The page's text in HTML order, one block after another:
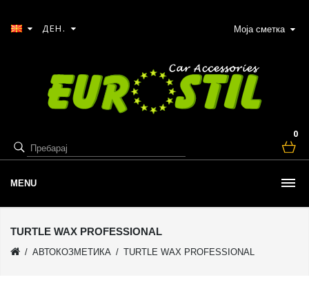
Моја сметка
0
ДЕН.
MENU
TURTLE WAX PROFESSIONAL
АВТОКОЗМЕТИКА TURTLE WAX PROFESSIONAL